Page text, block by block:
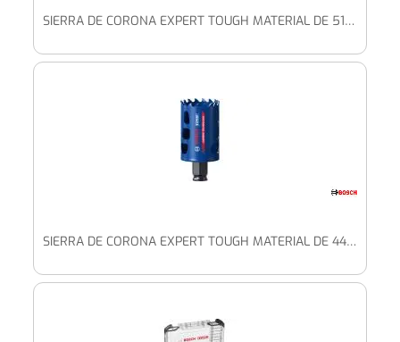
SIERRA DE CORONA EXPERT TOUGH MATERIAL DE 51 X 60 MM
SIERRA DE CORONA EXPERT TOUGH MATERIAL DE 44 X 60 MM